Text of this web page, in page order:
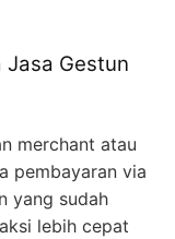
Jasa Gestun
merchant atau
pembayaran via
yang sudah
lebih cepat